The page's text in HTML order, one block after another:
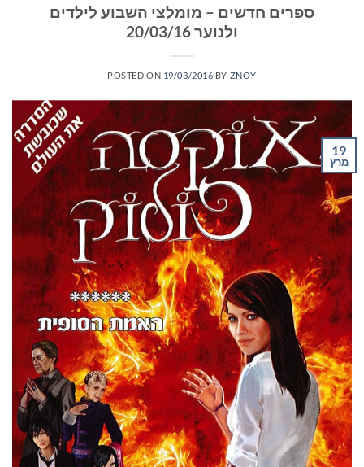
ספרים חדשים – מומלצי השבוע לילדים
ולנוער 20/03/16
POSTED ON 19/03/2016 BY ZNOY
19
מרץ